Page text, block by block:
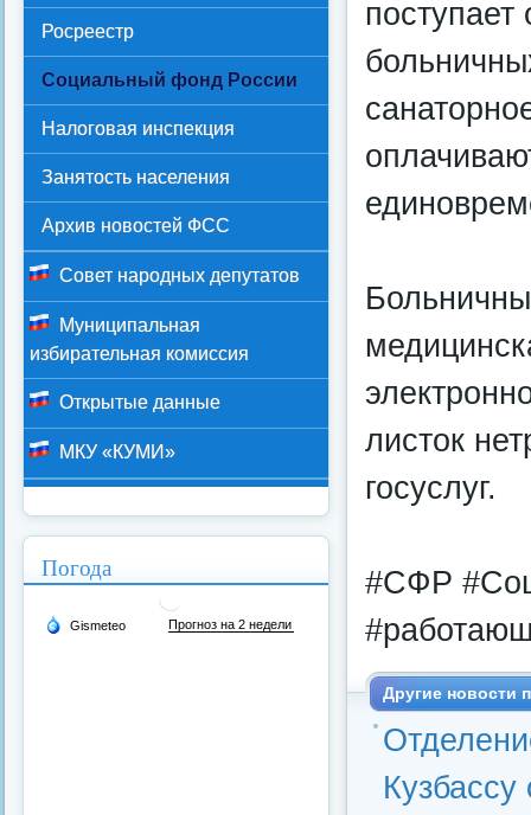
листок
госуслуг.
#СФР
Другие новости
Росреестр
Социальный фонд России
Налоговая инспекция
Занятость населения
Архив новостей ФСС
Совет народных депутатов
Муниципальная
избирательная комиссия
Открытые данные
МКУ «КУМИ»
Погода